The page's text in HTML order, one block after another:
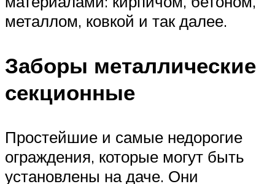
металлом, ковкой и так далее.
Заборы металлические
секционные
Простейшие и самые недорогие
ограждения, которые могут быть
установлены на даче. Они